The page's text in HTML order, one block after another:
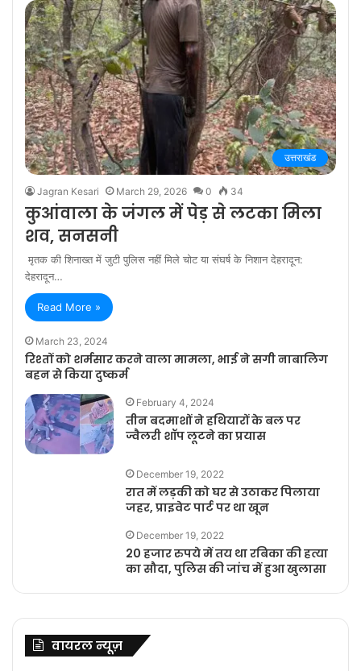
उत्तराखंड
Jagran Kesari March 29, 2026 0 34
कुआंवाला के जंगल में पेड़ से लटका मिला
शव, सनसनी
मृतक की शिनाख्त में जुटी पुलिस नहीं मिले चोट या संघर्ष के निशान देहरादून:
देहरादून…
Read More »
March 23, 2024
रिश्तों को शर्मसार करने वाला मामला, भाई ने सगी नाबालिग
बहन से किया दुष्कर्म
February 4, 2024
तीन बदमाशों ने हथियारों के बल पर
ज्वैलरी शॉप लूटने का प्रयास
December 19, 2022
रात में लड़की को घर से उठाकर पिलाया
जहर, प्राइवेट पार्ट पर था खून
December 19, 2022
20 हजार रुपये में तय था रबिका की हत्या
का सौदा, पुलिस की जांच में हुआ खुलासा
वायरल न्यूज़